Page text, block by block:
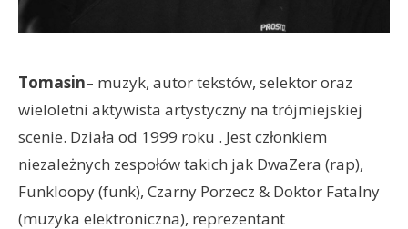
Tomasin– muzyk, autor tekstów, selektor oraz
wieloletni aktywista artystyczny na trójmiejskiej
scenie. Działa od 1999 roku . Jest członkiem
niezależnych zespołów takich jak DwaZera (rap),
Funkloopy (funk), Czarny Porzecz & Doktor Fatalny
(muzyka elektroniczna), reprezentant